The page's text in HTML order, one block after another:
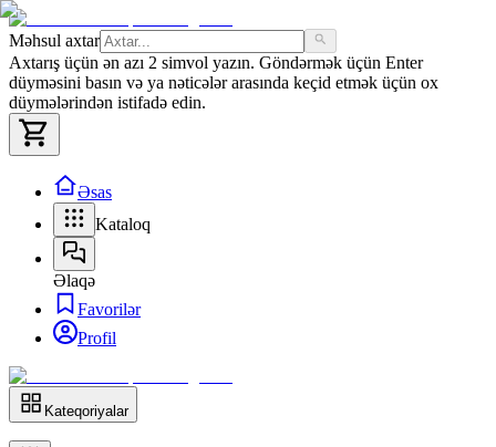
Məhsul axtar
Axtarış üçün ən azı 2 simvol yazın. Göndərmək üçün Enter
düyməsini basın və ya nəticələr arasında keçid etmək üçün ox
düymələrindən istifadə edin.
Əsas
Kataloq
Əlaqə
Favorilər
Profil
Kateqoriyalar